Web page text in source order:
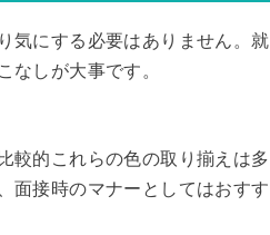
気にする必要はありません。就
なしが大事です。
較的これらの色の取り揃えは多
面接時のマナーとしてはおすす